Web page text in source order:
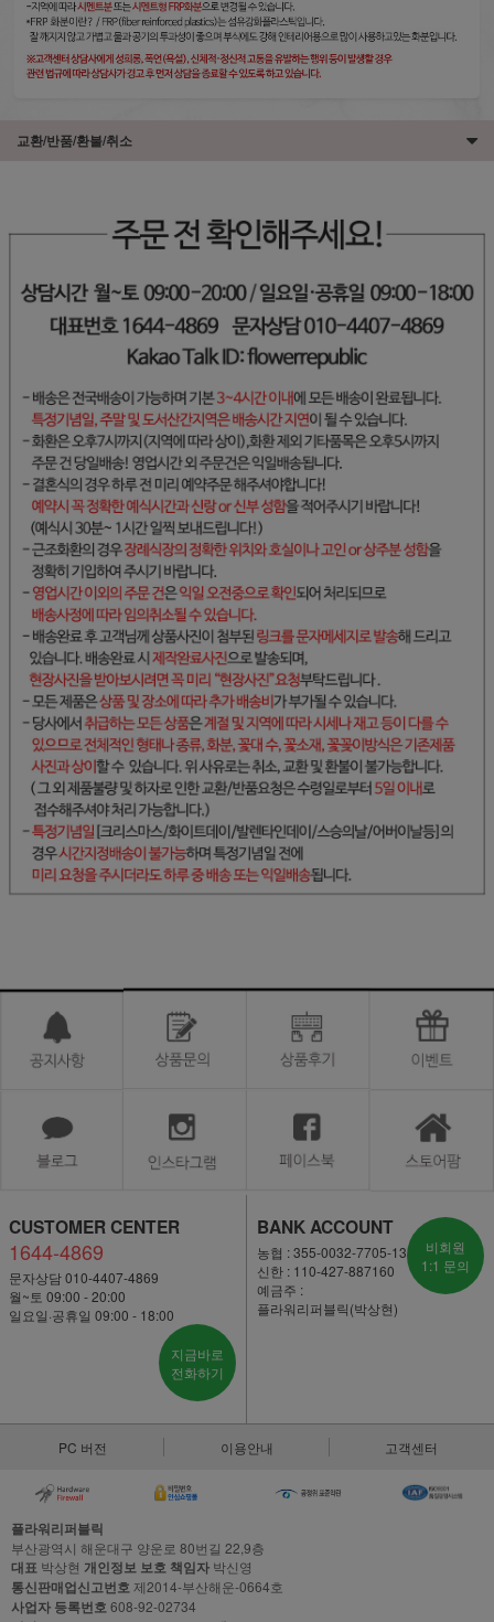
교환/반품/환불/취소
CUSTOMER CENTER
1644-4869
문자상담 010-4407-4869
월~토 09:00 - 20:00
일요일·공휴일 09:00 - 18:00
지금바로
전화하기
BANK ACCOUNT
농협 : 355-0032-7705-13
신한 : 110-427-887160
예금주 :
플라워리퍼블릭(박상현)
비회원
1:1 문의
PC 버전 이용안내 고객센터
플라워리퍼블릭
부산광역시 해운대구 양운로 80번길 22,9층
대표 박상현 개인정보 보호 책임자 박신영
통신판매업신고번호 제2014-부산해운-0664호
사업자 등록번호 608-92-02734